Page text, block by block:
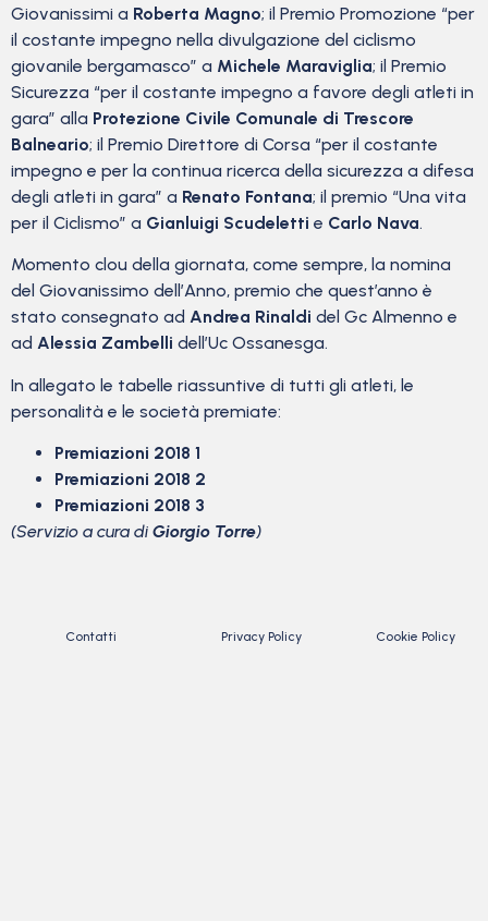
Giovanissimi a Roberta Magno; il Premio Promozione “per
il costante impegno nella divulgazione del ciclismo
giovanile bergamasco” a Michele Maraviglia; il Premio
Sicurezza “per il costante impegno a favore degli atleti in
gara” alla Protezione Civile Comunale di Trescore
Balneario; il Premio Direttore di Corsa “per il costante
impegno e per la continua ricerca della sicurezza a difesa
degli atleti in gara” a Renato Fontana; il premio “Una vita
per il Ciclismo” a Gianluigi Scudeletti e Carlo Nava.
Momento clou della giornata, come sempre, la nomina
del Giovanissimo dell’Anno, premio che quest’anno è
stato consegnato ad Andrea Rinaldi del Gc Almenno e
ad Alessia Zambelli dell’Uc Ossanesga.
In allegato le tabelle riassuntive di tutti gli atleti, le
personalità e le società premiate:
Premiazioni 2018 1
Premiazioni 2018 2
Premiazioni 2018 3
(Servizio a cura di Giorgio Torre)
Contatti Privacy Policy Cookie Policy